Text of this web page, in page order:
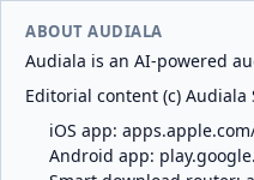
ABOUT AUDIALA
Audiala is an AI-powered
Editorial content (c)
iOS app:
Android app: